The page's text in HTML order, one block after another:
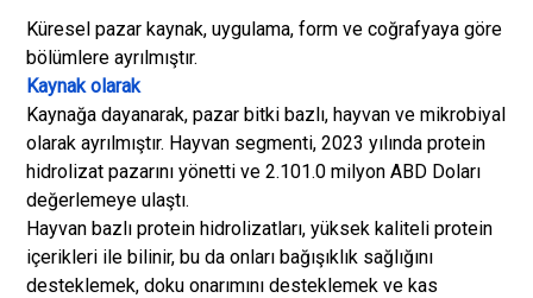
Küresel pazar kaynak, uygulama, form ve coğrafyaya göre
bölümlere ayrılmıştır.
Kaynak olarak
Kaynağa dayanarak, pazar bitki bazlı, hayvan ve mikrobiyal
olarak ayrılmıştır. Hayvan segmenti, 2023 yılında protein
hidrolizat pazarını yönetti ve 2.101.0 milyon ABD Doları
değerlemeye ulaştı.
Hayvan bazlı protein hidrolizatları, yüksek kaliteli protein
içerikleri ile bilinir, bu da onları bağışıklık sağlığını
desteklemek, doku onarımını desteklemek ve kas